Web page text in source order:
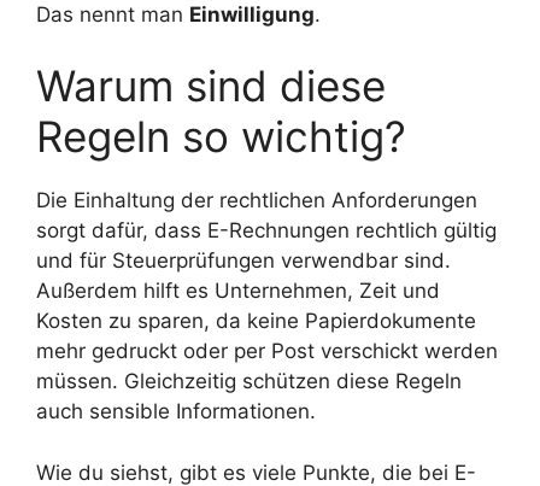
Das nennt man Einwilligung.
Warum sind diese
Regeln so wichtig?
Die Einhaltung der rechtlichen Anforderungen
sorgt dafür, dass E-Rechnungen rechtlich gültig
und für Steuerprüfungen verwendbar sind.
Außerdem hilft es Unternehmen, Zeit und
Kosten zu sparen, da keine Papierdokumente
mehr gedruckt oder per Post verschickt werden
müssen. Gleichzeitig schützen diese Regeln
auch sensible Informationen.
Wie du siehst, gibt es viele Punkte, die bei E-